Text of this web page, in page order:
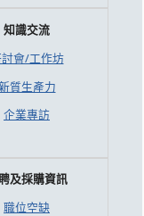
知識交流
會/工作坊
質生產力
企業專訪
及採購資訊
職位空缺